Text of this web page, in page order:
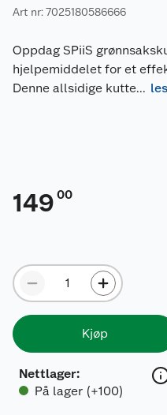
Art nr: 7025180586666
Oppdag SPiiS
hjelpemiddelet for et
Denne allsidige kutte...
149 00
Kjøp
Nettlager:
På lager (+100)